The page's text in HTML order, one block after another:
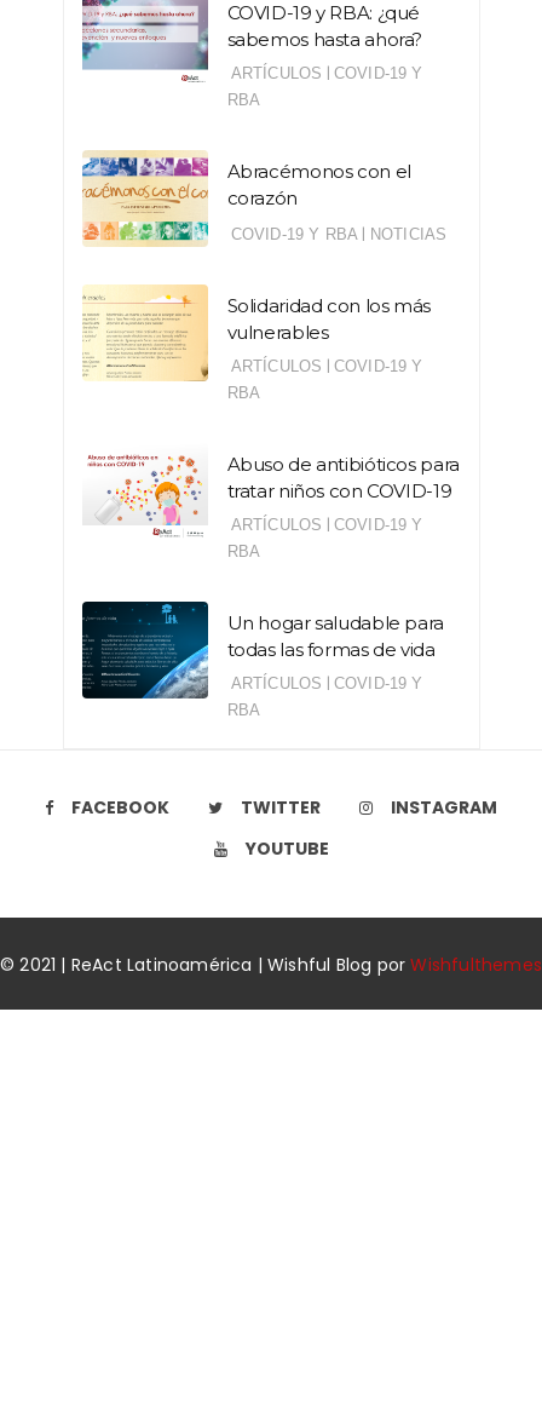
COVID-19 y RBA: ¿qué
sabemos hasta ahora?
ARTÍCULOS | COVID-19 Y
RBA
Abracémonos con el
corazón
COVID-19 Y RBA | NOTICIAS
Solidaridad con los más
vulnerables
ARTÍCULOS | COVID-19 Y
RBA
Abuso de antibióticos para
tratar niños con COVID-19
ARTÍCULOS | COVID-19 Y
RBA
Un hogar saludable para
todas las formas de vida
ARTÍCULOS | COVID-19 Y
RBA
FACEBOOK TWITTER
INSTAGRAM
YOUTUBE
© 2021 | ReAct Latinoamérica | Wishful Blog porWishfulthemes